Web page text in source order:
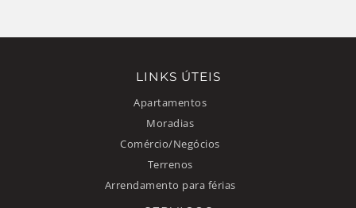
LINKS ÚTEIS
Apartamentos
Moradias
Comércio/Negócios
Terrenos
Arrendamento para férias